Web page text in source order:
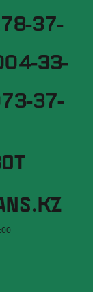
37-
33-
37-